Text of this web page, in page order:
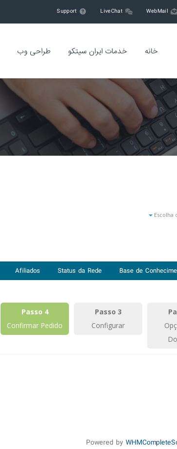
WebMail
LiveChat
Support
خانه خدمات ایران سیتکو طراحی وب
Base de
Status da Rede
Afiliados
Passo 3
Configurar
Passo 4
Confirmar Pedido
Powered by